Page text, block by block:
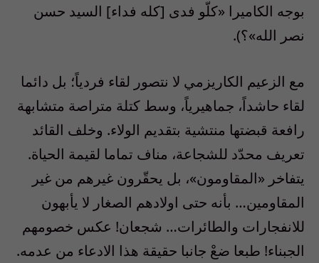
بوجه الكاميرا «كلّو فدى [كله فداء] السيد حسن
نصر الله»؟).
مع الزعيم الكاريزمي لا نتصور لقاء فردياً؛ بل دائما
لقاء حاشداً، جماهيرياً، وسط كتلة متراصة متشابهة
رافعة قبضتها منتشية بتقديم الولاء. وخلف القائد
تعريف محدّد للشجاعة، مناف تماما لقيمة الحياة.
يتفاخر «المقاومون»، بل يحقّرون غيرهم من غير
المقاومين… بأنه حتى اولادهم الصغار لا يأبهون
للانفجارات والطائرات… شجعان! عكس خصومهم
الجبناء! طبعا ضعْ جانبا حقيقة هذا الادعاء من عدمه.